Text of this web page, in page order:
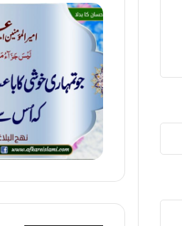
9
5
۔
ا
ح
س
ا
ن
ک
ا
ب
ا